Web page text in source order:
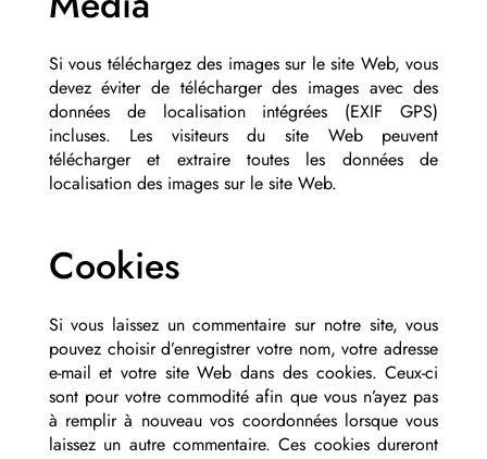
Si vous téléchargez des images sur le site Web, vous
devez éviter de télécharger des images avec des
données de localisation intégrées (EXIF GPS)
incluses. Les visiteurs du site Web peuvent
télécharger et extraire toutes les données de
localisation des images sur le site Web.
Cookies
Si vous laissez un commentaire sur notre site, vous
pouvez choisir d’enregistrer votre nom, votre adresse
e-mail et votre site Web dans des cookies. Ceux-ci
sont pour votre commodité afin que vous n’ayez pas
à remplir à nouveau vos coordonnées lorsque vous
laissez un autre commentaire. Ces cookies dureront